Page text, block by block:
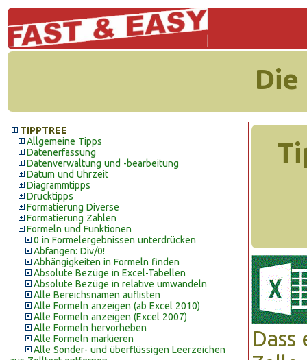
TIPPTREE
Allgemeine Tipps
Datenerfassung
Datenverwaltung und -bearbeitung
Datum und Uhrzeit
Diagrammtipps
Drucktipps
Formatierung Diverse
Formatierung Zahlen
Formeln und Funktionen
0 in Formelergebnissen unterdrücken
Abfangen: Div/0!
Abhängigkeiten in Formeln finden
Absolute Bezüge in Excel-Tabellen
Absolute Bezüge in relative umwandeln
Alle Bereichsnamen auflisten
Alle Formeln anzeigen (ab Excel 2010)
Alle Formeln anzeigen (Excel 2007)
Alle Formeln hervorheben
Alle Formeln markieren
Alle Sonder- und überflüssigen Leerzeichen